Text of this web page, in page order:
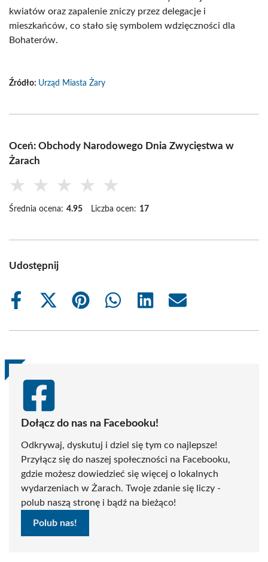
kwiatów oraz zapalenie zniczy przez delegacje i
mieszkańców, co stało się symbolem wdzięczności dla
Bohaterów.
Źródło: Urząd Miasta Żary
Oceń: Obchody Narodowego Dnia Zwycięstwa w
Żarach
★ ★ ★ ★ ★
Średnia ocena: 4.95 Liczba ocen: 17
Udostępnij
Share
Share
(Twitter)
Share
Share
Share
Share
Dołącz do nas na Facebooku!
Odkrywaj, dyskutuj i dziel się tym co najlepsze!
Przyłącz się do naszej społeczności na Facebooku,
gdzie możesz dowiedzieć się więcej o lokalnych
wydarzeniach w Żarach. Twoje zdanie się liczy -
polub naszą stronę i bądź na bieżąco!
Polub nas!